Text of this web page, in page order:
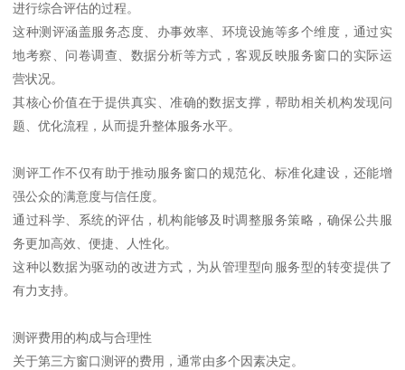
进行综合评估的过程。
这种测评涵盖服务态度、办事效率、环境设施等多个维度，通过实
地考察、问卷调查、数据分析等方式，客观反映服务窗口的实际运
营状况。
其核心价值在于提供真实、准确的数据支撑，帮助相关机构发现问
题、优化流程，从而提升整体服务水平。
测评工作不仅有助于推动服务窗口的规范化、标准化建设，还能增
强公众的满意度与信任度。
通过科学、系统的评估，机构能够及时调整服务策略，确保公共服
务更加高效、便捷、人性化。
这种以数据为驱动的改进方式，为从管理型向服务型的转变提供了
有力支持。
测评费用的构成与合理性
关于第三方窗口测评的费用，通常由多个因素决定。